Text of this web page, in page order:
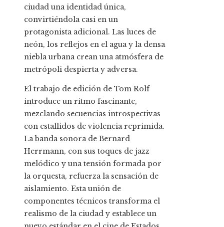
ciudad una identidad única,
convirtiéndola casi en un
protagonista adicional. Las luces de
neón, los reflejos en el agua y la densa
niebla urbana crean una atmósfera de
metrópoli despierta y adversa.
El trabajo de edición de Tom Rolf
introduce un ritmo fascinante,
mezclando secuencias introspectivas
con estallidos de violencia reprimida.
La banda sonora de Bernard
Herrmann, con sus toques de jazz
melódico y una tensión formada por
la orquesta, refuerza la sensación de
aislamiento. Esta unión de
componentes técnicos transforma el
realismo de la ciudad y establece un